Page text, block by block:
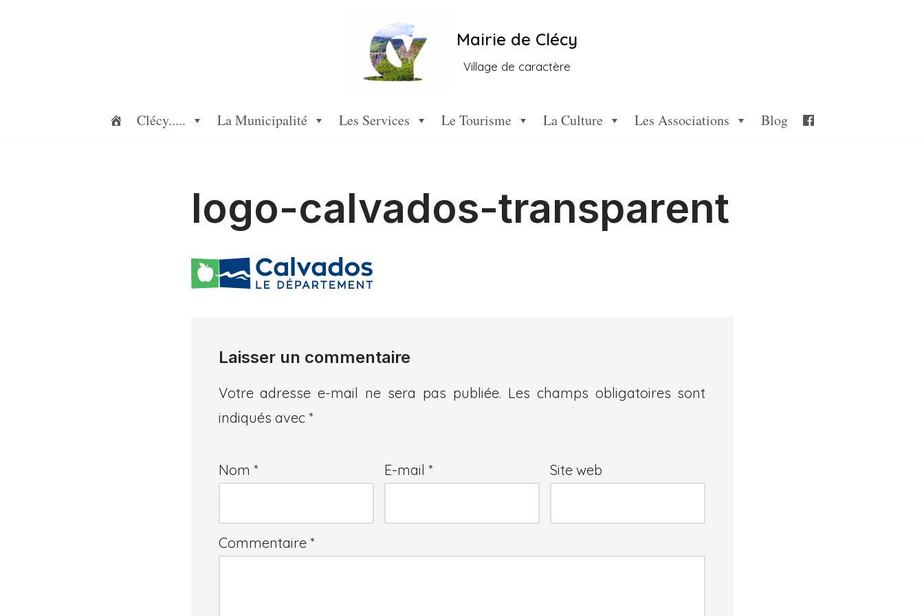
Mairie de Clécy
Village de caractère
Clécy..... La Municipalité Les Services Le Tourisme La Culture Les Associations Blog
logo-calvados-transparent
Laisser un commentaire
Votre adresse e-mail ne sera pas publiée. Les champs obligatoires sont
indiqués avec *
Nom * E-mail * Site web
Commentaire *